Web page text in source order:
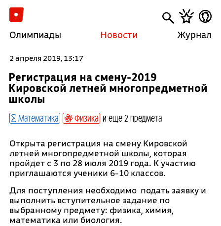
Олимпиады Новости Журнал
2 апреля 2019, 13:17
Регистрация на смену-2019
Кировской летней многопредметной
школы
Математика Физика и еще 2 предмета
Открыта регистрация на смену Кировской
летней многопредметной школы, которая
пройдет с 3 по 28 июля 2019 года. К участию
приглашаются ученики 6-10 классов.
Для поступления необходимо подать заявку и
выполнить вступительное задание по
выбранному предмету: физика, химия,
математика или биология.